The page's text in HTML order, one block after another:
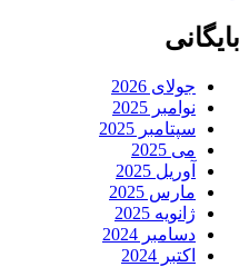
بایگانی
جولای 2026
نوامبر 2025
سپتامبر 2025
می 2025
آوریل 2025
مارس 2025
ژانویه 2025
دسامبر 2024
اکتبر 2024